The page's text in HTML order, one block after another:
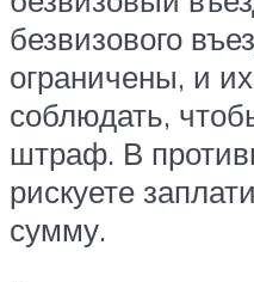
безвизового
ограничены, и
соблюдать,
штраф. В
рискуете
сумму.